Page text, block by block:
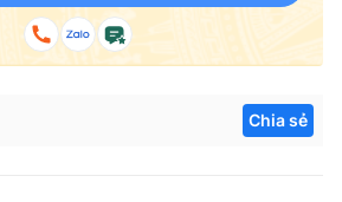
Chia sẻ